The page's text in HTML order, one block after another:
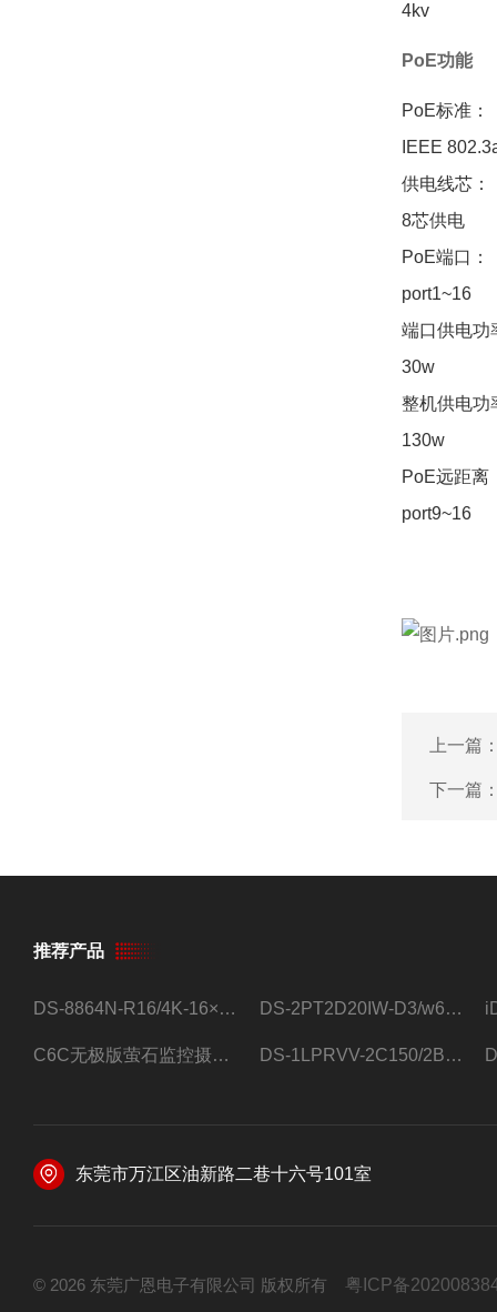
4kv
PoE功能
PoE标准：
IEEE
供电线芯：
8芯供电
PoE端口：
port1~16
端口供电功
30w
整机供电功
130w
PoE远距离
port9~16
上一篇
下一篇
推荐产品
DS-8864N-R16/4K-16×4T/希捷16盘位录像机 DS-2PT2D20IW-D3/w64路高清硬盘录像机
C6C无极版萤石监控摄像头 DS-1LPRVV-2C150/2B监控室外夜视高清电源线护套线200米/卷
东莞市万江区油新路二巷十六号101室
© 2026 东莞广恩电子有限公司 版权所有 粤ICP备